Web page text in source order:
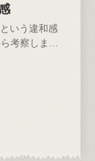
いう違和感
考察しまし